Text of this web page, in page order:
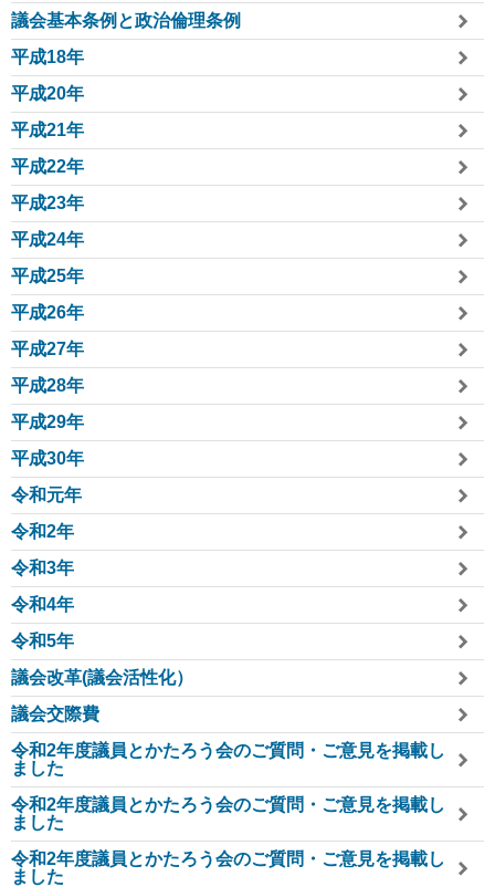
議会基本条例と政治倫理条例
平成18年
平成20年
平成21年
平成22年
平成23年
平成24年
平成25年
平成26年
平成27年
平成28年
平成29年
平成30年
令和元年
令和2年
令和3年
令和4年
令和5年
議会改革(議会活性化）
議会交際費
令和2年度議員とかたろう会のご質問・ご意見を掲載し
ました
令和2年度議員とかたろう会のご質問・ご意見を掲載し
ました
令和2年度議員とかたろう会のご質問・ご意見を掲載し
ました